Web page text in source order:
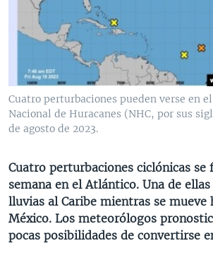
VENEZUELA
BRASIL
NICARAGUA
ECONOMÍA
ENTRETENIMIENTO Y CULTURA
TECNOLOGÍA
DEPORTES
CIENCIA Y SALUD
MULTIMEDIA
VIDEOS
FOTOGRAFÍA
AUDIOS
PROGRAMAS TV
EL MUNDO AL DÍA
FORO INTERAMERICANO
VISIÓN 360
PANORAMA
AVANCE INFORMATIVO
AUDIONOTICIAS
ESTADOS UNIDOS AL DÍA
EL MUNDO AL DÍA [RADIO]
FORO [RADIO]
DEPORTIVO INTERNACIONAL
DIRECT
DOCUMENTALES DE LA VOA
SÍGANOS
Cuatro perturbaciones pueden verse en
Nacional de Huracanes (NHC, por sus
de agosto de 2023.
Cuatro perturbaciones ciclónicas se
semana en el Atlántico. Una de
lluvias al Caribe mientras se mueve
México. Los meteorólogos
pocas posibilidades de convertirse